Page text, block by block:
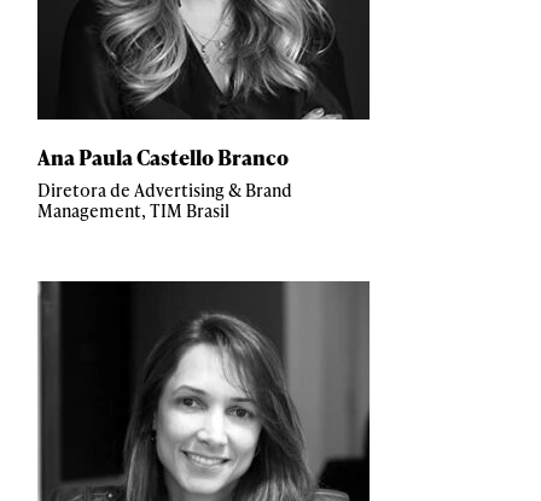
Ana Paula Castello Branco
Diretora de Advertising & Brand
Management, TIM Brasil